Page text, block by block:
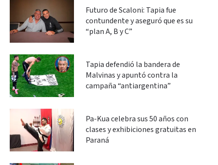
Futuro de Scaloni: Tapia fue
contundente y aseguró que es su
“plan A, B y C”
Tapia defendió la bandera de
Malvinas y apuntó contra la
campaña “antiargentina”
Pa-Kua celebra sus 50 años con
clases y exhibiciones gratuitas en
Paraná